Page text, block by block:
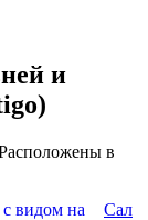
и
в
Сал